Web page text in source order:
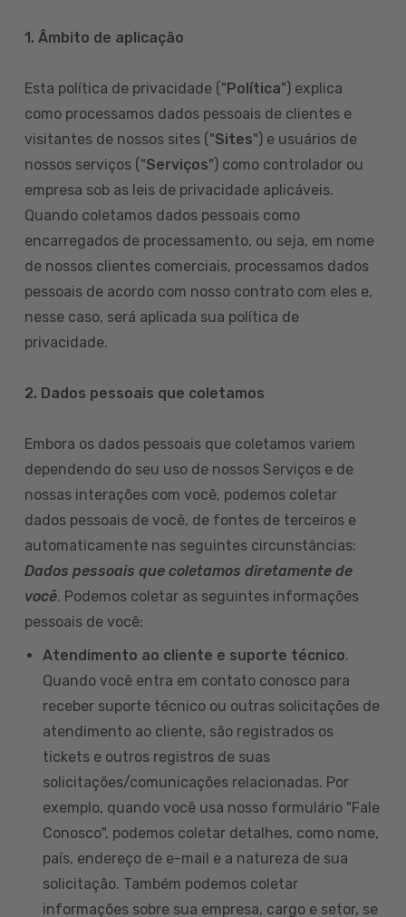
1. Âmbito de aplicação
Esta política de privacidade ("Política") explica
como processamos dados pessoais de clientes e
visitantes de nossos sites ("Sites") e usuários de
nossos serviços ("Serviços") como controlador ou
empresa sob as leis de privacidade aplicáveis.
Quando coletamos dados pessoais como
encarregados de processamento, ou seja, em nome
de nossos clientes comerciais, processamos dados
pessoais de acordo com nosso contrato com eles e,
nesse caso, será aplicada sua política de
privacidade.
2. Dados pessoais que coletamos
Embora os dados pessoais que coletamos variem
dependendo do seu uso de nossos Serviços e de
nossas interações com você, podemos coletar
dados pessoais de você, de fontes de terceiros e
automaticamente nas seguintes circunstâncias:
Dados pessoais que coletamos diretamente de
você. Podemos coletar as seguintes informações
pessoais de você:
Atendimento ao cliente e suporte técnico.
Quando você entra em contato conosco para
receber suporte técnico ou outras solicitações de
atendimento ao cliente, são registrados os
tickets e outros registros de suas
solicitações/comunicações relacionadas. Por
exemplo, quando você usa nosso formulário "Fale
Conosco", podemos coletar detalhes, como nome,
país, endereço de e-mail e a natureza de sua
solicitação. Também podemos coletar
informações sobre sua empresa, cargo e setor, se